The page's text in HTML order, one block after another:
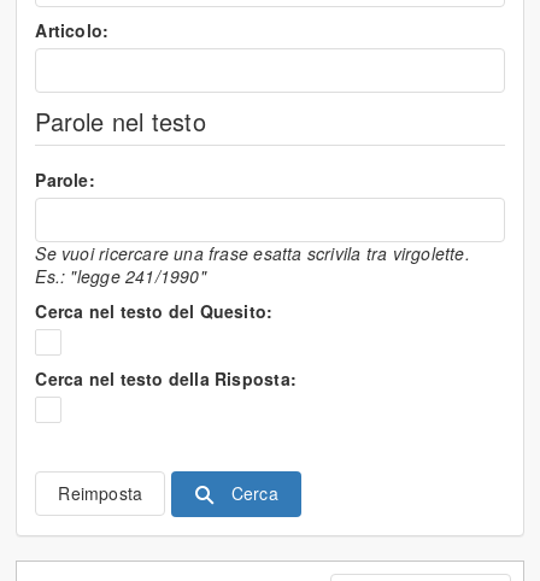
Articolo:
Parole nel testo
Parole:
Se vuoi ricercare una frase esatta scrivila tra virgolette.
Es.: "legge 241/1990"
Cerca nel testo del Quesito:
Cerca nel testo della Risposta:
Reimposta Cerca